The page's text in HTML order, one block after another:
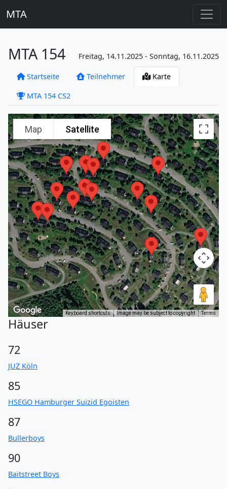
MTA
MTA 154 Freitag, 14.11.2025 - Sonntag, 16.11.2025
Startseite Teilnehmer
Karte
MTA 154 CS2
Map Satellite
Keyboard shortcuts Image may be subject to copyright Terms
Häuser
72
JUZ Köln
85
HSEGO Hamburger Suizid Egoisten
87
Bullerboys
90
Baitstreet Boys